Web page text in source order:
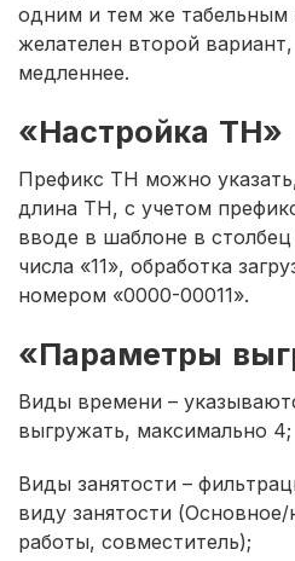
одним и тем же табельным
желателен второй
медленнее.
«Настройка ТН»
Префикс ТН можно
длина ТН, с учетом
вводе в шаблоне в
числа «11», обработка
номером «0000-00011».
«Параметры
Виды времени –
выгружать, максимально 4;
Виды занятости –
виду занятости
работы, совместитель);